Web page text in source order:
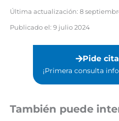
Última actualización: 8
Publicado el: 9 julio 2024
Pide
¡Primera consulta
También puede